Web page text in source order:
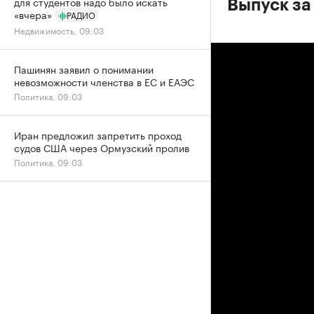
Выпуск
«вчера»
РАДИО
Недвижимость, 09:03
Пашинян заявил о понимании
невозможности членства в ЕС и ЕАЭС
Политика, 09:03
Иран предложил запретить проход
судов США через Ормузский пролив
Политика, 09:03